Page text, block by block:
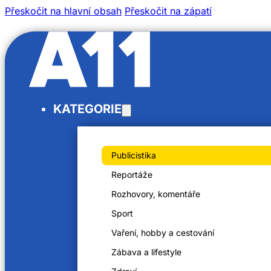
Přeskočit na hlavní obsah Přeskočit na zápatí
KATEGORIE
Publicistika
Reportáže
Rozhovory, komentáře
Sport
Vaření, hobby a cestování
Zábava a lifestyle
Domů Videa/Doteky otce vlasti Karla IV. - Karlovarský kraj
Doteky otce vlasti Karla IV. –